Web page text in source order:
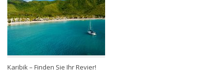
Karibik – Finden Sie Ihr Revier!